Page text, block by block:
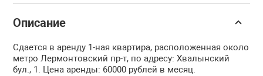
Описание
Сдается в аренду 1-ная квартира, расположенная около
метро Лермонтовский пр-т, по адресу: Хвалынский
бул., 1. Цена аренды: 60000 рублей в месяц.